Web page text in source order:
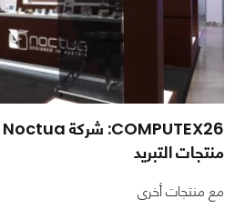
منتجات التبريد
مع منتجات أخرى